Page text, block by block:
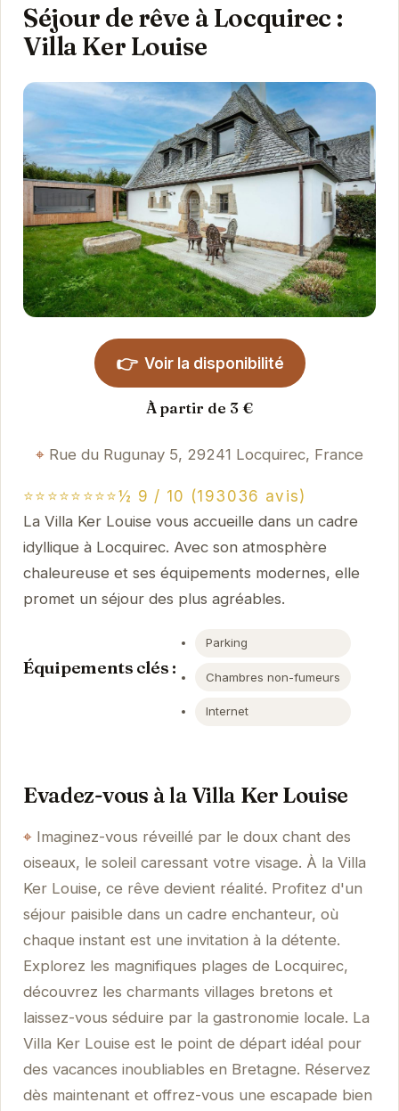
Séjour de rêve à Locquirec :
Villa Ker Louise
👉 Voir la disponibilité
À partir de 3 €
Rue du Rugunay 5, 29241 Locquirec, France
⭐⭐⭐⭐⭐⭐⭐⭐½ 9 / 10 (193036 avis)
La Villa Ker Louise vous accueille dans un cadre
idyllique à Locquirec. Avec son atmosphère
chaleureuse et ses équipements modernes, elle
promet un séjour des plus agréables.
Équipements clés :
Parking
Chambres non-fumeurs
Internet
Evadez-vous à la Villa Ker Louise
Imaginez-vous réveillé par le doux chant des
oiseaux, le soleil caressant votre visage. À la Villa
Ker Louise, ce rêve devient réalité. Profitez d'un
séjour paisible dans un cadre enchanteur, où
chaque instant est une invitation à la détente.
Explorez les magnifiques plages de Locquirec,
découvrez les charmants villages bretons et
laissez-vous séduire par la gastronomie locale. La
Villa Ker Louise est le point de départ idéal pour
des vacances inoubliables en Bretagne. Réservez
dès maintenant et offrez-vous une escapade bien